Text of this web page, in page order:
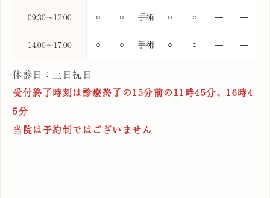
09:30〜12:00 ○ ○ 手術 ○ ○ ― ―
14:00〜17:00 ○ ○ 手術 ○ ○ ― ―
休診日：土日祝日
受付終了時刻は診療終了の15分前の11時45分、16時4
5分
当院は予約制ではございません